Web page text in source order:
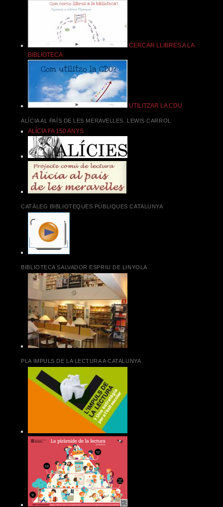
CERCAR LLIBRES A LA
BIBLIOTECA
UTILITZAR LA CDU
ALÍCIA AL PAÍS DE LES MERAVELLES. LEWIS CARROL
ALÍCIA FA 150 ANYS
CATÀLEG BIBLIOTEQUES PÚBLIQUES CATALUNYA
BIBLIOTECA SALVADOR ESPRIU DE LINYOLA
PLA IMPULS DE LA LECTURA A CATALUNYA